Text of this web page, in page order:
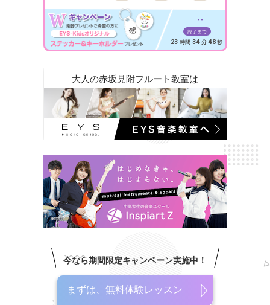
--
終了まで
23 時間 34 分 46 秒
大人の赤坂見附フルート教室は
今なら期間限定キャンペーン実施中！
まずは、無料体験レッスン